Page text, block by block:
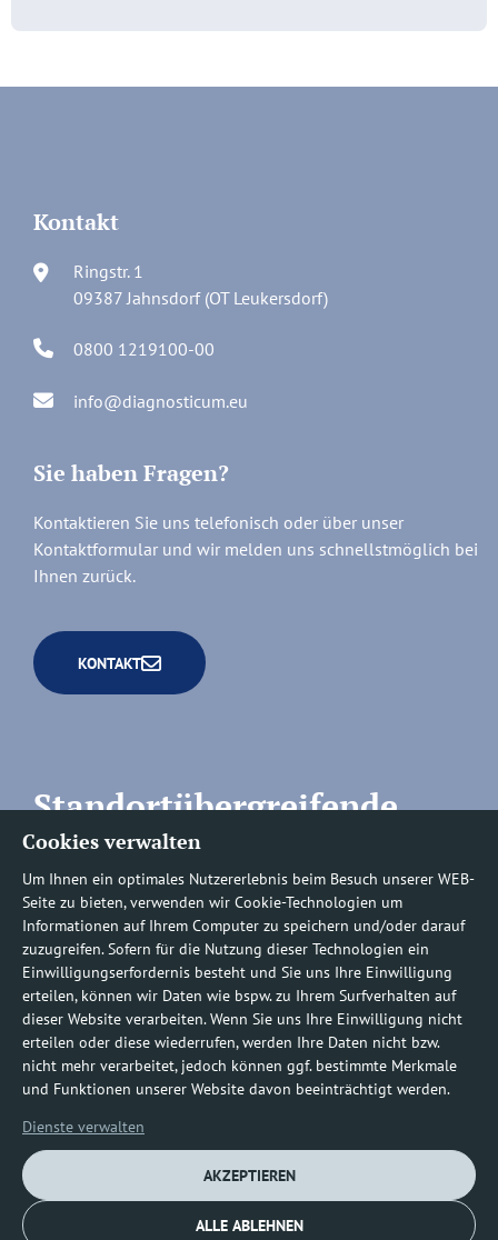
Cookies verwalten
Um Ihnen ein optimales Nutzererlebnis beim Besuch unserer WEB-
Seite zu bieten, verwenden wir Cookie-Technologien um
Informationen auf Ihrem Computer zu speichern und/oder darauf
zuzugreifen. Sofern für die Nutzung dieser Technologien ein
Einwilligungserfordernis besteht und Sie uns Ihre Einwilligung
erteilen, können wir Daten wie bspw. zu Ihrem Surfverhalten auf
dieser Website verarbeiten. Wenn Sie uns Ihre Einwilligung nicht
erteilen oder diese wiederrufen, werden Ihre Daten nicht bzw.
nicht mehr verarbeitet, jedoch können ggf. bestimmte Merkmale
und Funktionen unserer Website davon beeinträchtigt werden.
Dienste verwalten
AKZEPTIEREN
ALLE ABLEHNEN
Kontakt
Ringstr. 1
09387 Jahnsdorf (OT Leukersdorf)
0800 1219100-00
info@diagnosticum.eu
Sie haben Fragen?
Kontaktieren Sie uns telefonisch oder über unser
Kontaktformular und wir melden uns schnellstmöglich bei
Ihnen zurück.
KONTAKT
Standortübergreifende
Rufnummern
Befundauskünfte/
Nachforderungen
0800 1219100-10